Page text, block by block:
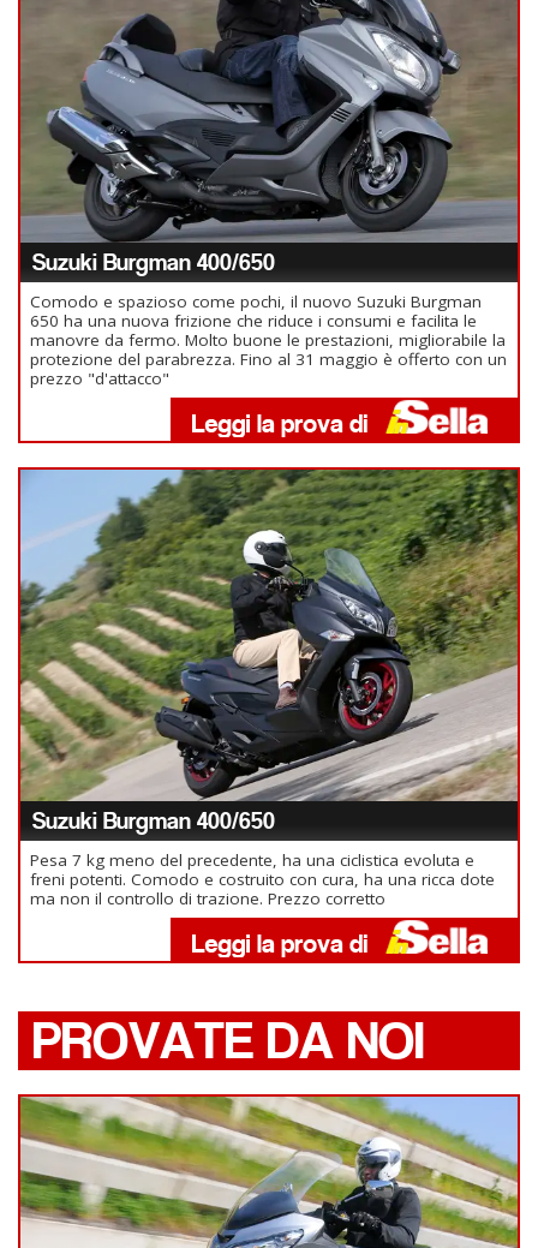
Suzuki Burgman 400/650
Comodo e spazioso come pochi, il nuovo Suzuki Burgman
650 ha una nuova frizione che riduce i consumi e facilita le
manovre da fermo. Molto buone le prestazioni, migliorabile la
protezione del parabrezza. Fino al 31 maggio è offerto con un
prezzo "d'attacco"
Suzuki Burgman 400/650
Pesa 7 kg meno del precedente, ha una ciclistica evoluta e
freni potenti. Comodo e costruito con cura, ha una ricca dote
ma non il controllo di trazione. Prezzo corretto
PROVATE DA NOI